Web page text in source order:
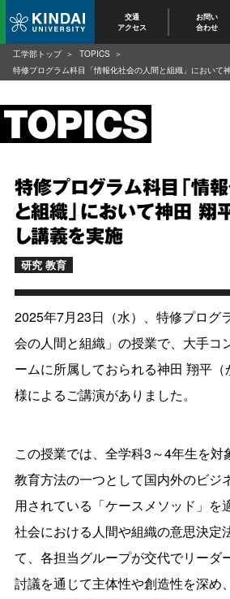
交通
アクセス
お問い
合わせ
特修プログラム科目「情
と組織」において神田 翔
し講義を実施
研究 教育
2025年7月23日（水）、特修プログ
会の人間と組織」の授業で、大手コ
ームに所属しておられる神田 翔平（
様によるご講演がありました。
この授業では、全学科3～4年生を対
教育方法の一つとして国内外のビジ
用されている「ケースメソッド」を
社会における人間や組織の意思決定
て、各担当グループが交代でリーダ
討議を通じて主体性や創造性を深め
工学部トップ
TOPICS
特修プログラム科目「情報化社会の人間と組織」において